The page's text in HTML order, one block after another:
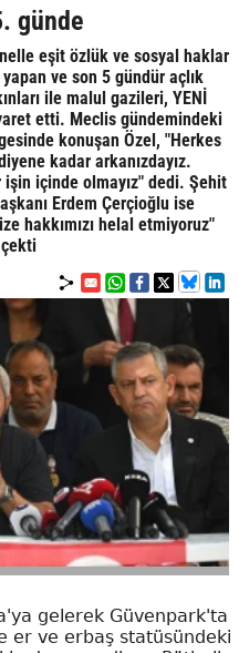
günde
eşit özlük ve sosyal haklar
ve son 5 gündür açlık
ile malul gazileri, YENİ
etti. Meclis gündemindeki
konuşan Özel, "Herkes
kadar arkanızdayız.
işin içinde olmayız" dedi. Şehit
Erdem Çerçioğlu ise
hakkımızı helal etmiyoruz"
gelerek Güvenpark'ta
er ve erbaş statüsündeki